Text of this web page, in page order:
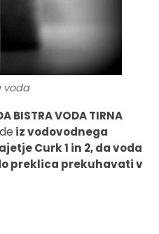
voda
BISTRA VODA TIRNA
iz vodovodnega
Curk 1 in 2,da voda
preklica prekuhavati v